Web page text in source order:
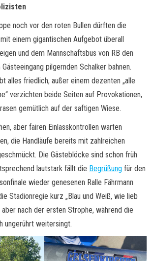
noch vor den roten Bullen dürften die
einem gigantischen Aufgebot überall
und dem Mannschaftsbus von RB den
pilgernden Schalker bahnen.
alles friedlich, außer einem dezenten „alle
verzichten beide Seiten auf Provokationen,
gemütlich auf der saftigen Wiese.
aber fairen Einlasskontrollen warten
die Handläufe bereits mit zahlreichen
Die Gästeblöcke sind schon früh
lautstark fällt die Begrüßung für den
wieder genesenen Ralle Fährmann
Stadionregie kurz „Blau und Weiß, wie lieb
nach der ersten Strophe, während die
ungerührt weitersingt.